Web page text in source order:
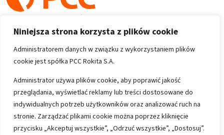
Niniejsza strona korzysta z plików cookie
Administratorem danych w związku z wykorzystaniem plików
cookie jest spółka PCC Rokita S.A.
Administrator używa plików cookie, aby poprawić jakość
przeglądania, wyświetlać reklamy lub treści dostosowane do
indywidualnych potrzeb użytkowników oraz analizować ruch na
stronie. Zarządzać plikami cookie można poprzez kliknięcie
przycisku „Akceptuj wszystkie”, „Odrzuć wszystkie”, „Dostosuj”.
Copyright 1996-2026
Wszystkie prawa zastrzeżone
Informacje